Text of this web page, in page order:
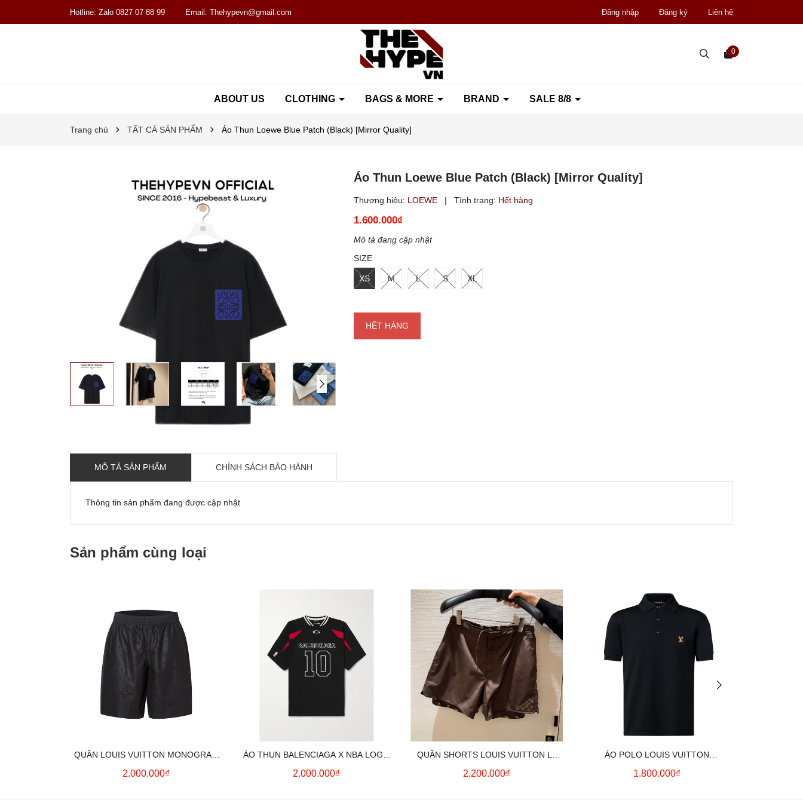
Hotline: Zalo 0827 07 88 99 Email: Thehypevn@gmail.com Đăng nhập Đăng ký Liên hệ
ABOUT US CLOTHING BAGS & MORE BRAND SALE 8/8
0
Trang chủ TẤT CẢ SẢN PHẨM Áo Thun Loewe Blue Patch (Black) [Mirror Quality]
Áo Thun Loewe Blue Patch (Black) [Mirror Quality]
Thương hiệu: LOEWE | Tình trạng: Hết hàng
1.600.000₫
Mô tả đang cập nhật
SIZE
XS M L S XL
HẾT HÀNG
MÔ TẢ SẢN PHẨM CHÍNH SÁCH BẢO HÀNH
Thông tin sản phẩm đang được cập nhật
Sản phẩm cùng loại
QUẦN LOUIS VUITTON MONOGRAM
MOIRE JACQUARD SILK SHORTS IN
2.000.000₫
ÁO THUN BALENCIAGA X NBA LOGO
COTTON JERSEY T-SHIRT
2.000.000₫
QUẦN SHORTS LOUIS VUITTON LV
MONOGRAM SWIMWEAR (BROWN)
2.200.000₫
ÁO POLO LOUIS VUITTON
SIGNATURE LOGO (BLACK)
1.800.000₫